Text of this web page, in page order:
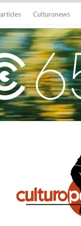
Culturonews